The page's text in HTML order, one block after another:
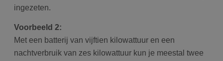
ingezeten.
Voorbeeld 2:
Met een batterij van vijftien kilowattuur en een
nachtverbruik van zes kilowattuur kun je meestal twee